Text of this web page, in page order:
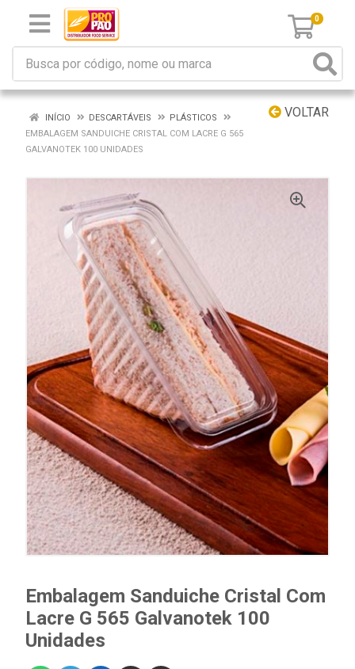
0
VOLTAR
INÍCIO DESCARTÁVEIS
PLÁSTICOS
EMBALAGEM SANDUICHE CRISTAL COM LACRE G 565
GALVANOTEK 100 UNIDADES
Embalagem Sanduiche Cristal Com
Lacre G 565 Galvanotek 100
Unidades